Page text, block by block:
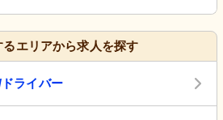
るエリアから求人を探す
ライバー